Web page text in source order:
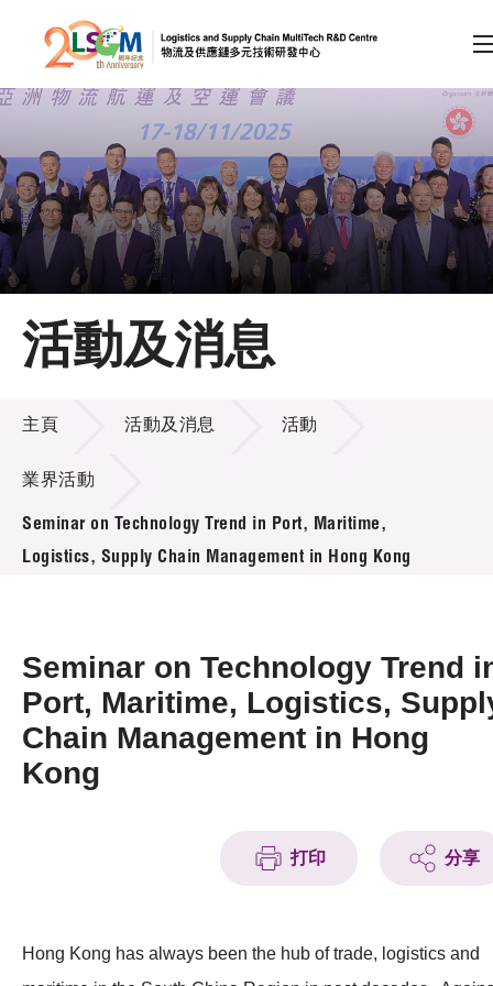
跳到內容（按回車鍵）
會員登入
A A EN 繁 简
主頁
關於LSCM
技術商品化
項目及資助計劃
活動及消息
活動
新聞中心
資訊中心
科技分享
活動及消息
活動及消息
主頁 活動及消息 活動
業界活動
Seminar on Technology Trend in Port, Maritime,
Logistics, Supply Chain Management in Hong Kong
Seminar on Technology Trend
Port, Maritime, Logistics,
Chain Management in Hong
Kong
打印 分享
Hong Kong has always been the hub of trade, logistics and